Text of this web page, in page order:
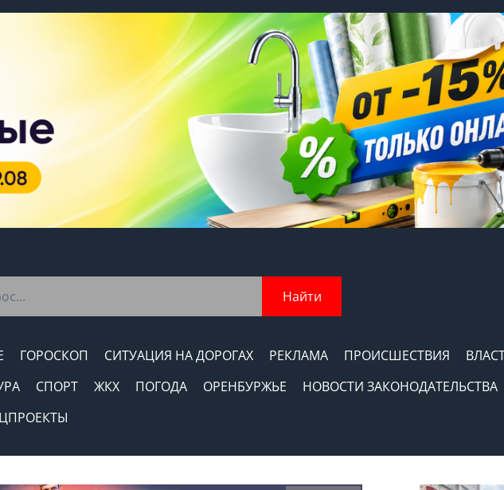
Найти
ГОРОСКОП СИТУАЦИЯ НА ДОРОГАХ РЕКЛАМА ПРОИСШЕСТВИЯ
СПОРТ ЖКХ ПОГОДА ОРЕНБУРЖЬЕ
НОВОСТИ ЗАКОНОДАТЕЛЬСТВА